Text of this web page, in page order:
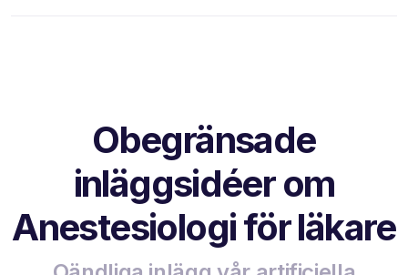
Obegränsade
inläggsidéer om
Anestesiologi för läkare